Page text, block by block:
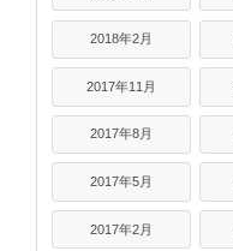
2018年2月
2017年11月
2017年8月
2017年5月
2017年2月